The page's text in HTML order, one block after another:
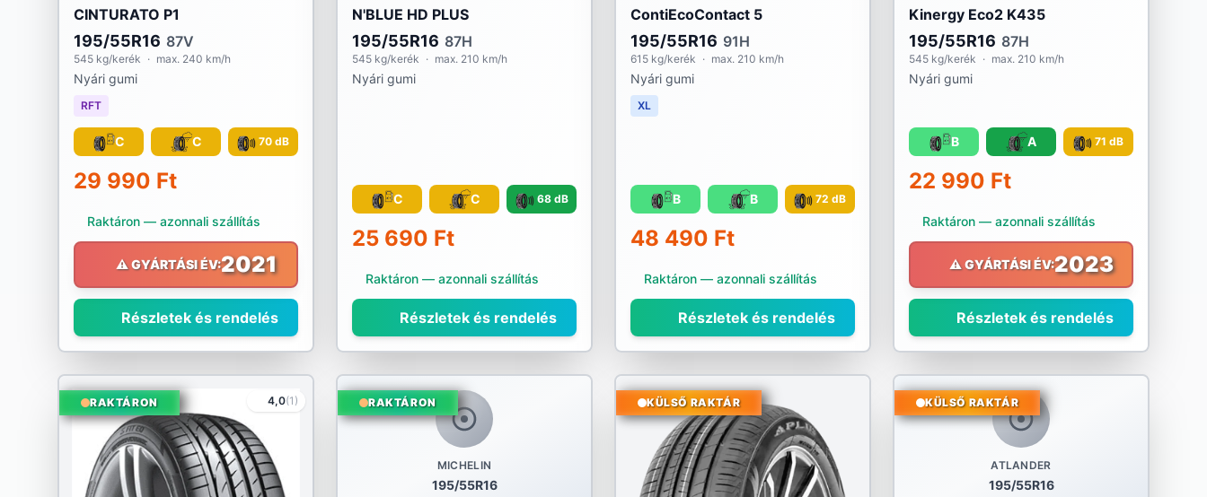
CINTURATO P1
195/55R16 87V
545 kg/kerék · max. 240 km/h
Nyári gumi
RFT
C C 70 dB
29 990 Ft
Raktáron — azonnali szállítás
⚠️ GYÁRTÁSI ÉV:2021
Részletek és rendelés
N'BLUE HD PLUS
195/55R16 87H
545 kg/kerék · max. 210 km/h
Nyári gumi
C C 68 dB
25 690 Ft
Raktáron — azonnali szállítás
Részletek és rendelés
ContiEcoContact 5
195/55R16 91H
615 kg/kerék · max. 210 km/h
Nyári gumi
XL
B B 72 dB
48 490 Ft
Raktáron — azonnali szállítás
Részletek és rendelés
Kinergy Eco2 K435
195/55R16 87H
545 kg/kerék · max. 210 km/h
Nyári gumi
B A 71 dB
22 990 Ft
Raktáron — azonnali szállítás
⚠️ GYÁRTÁSI ÉV:2023
Részletek és rendelés
4,0(1)
RAKTÁRON
MICHELIN
195/55R16
RAKTÁRON KÜLSŐ RAKTÁR
ATLANDER
195/55R16
KÜLSŐ RAKTÁR